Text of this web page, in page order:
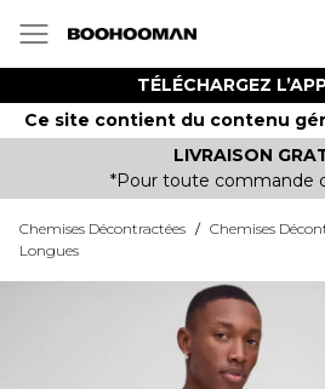
TÉLÉCHARGEZ
Ce site contient du contenu
LIVRAISON
*Pour toute commande
Chemises Décontractées / Chemises
Longues